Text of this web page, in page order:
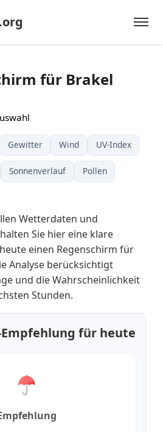
für Brakel
Gewitter Wind UV-Index
Sonnenverlauf Pollen
Wetterdaten und
Sie hier eine klare
einen Regenschirm für
Analyse berücksichtigt
und die Wahrscheinlichkeit
Stunden.
für heute